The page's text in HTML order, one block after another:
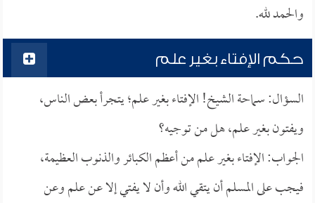
والحمد لله.
حكم الإفتاء بغير علم
السؤال: سماحة الشيخ! الإفتاء بغير علم؛ يتجرأ بعض الناس،
ويفتون بغير علم، هل من توجيه؟
الجواب: الإفتاء بغير علم من أعظم الكبائر والذنوب العظيمة،
فيجب على المسلم أن يتقي الله وأن لا يفتي إلا عن علم وعن